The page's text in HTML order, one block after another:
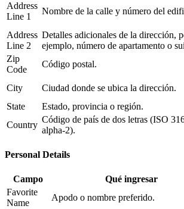
Address
Line 1
Nombre de la calle y número del
Address
Line 2
Detalles adicionales de la dirección,
ejemplo, número de apartamento o
Zip
Code
Código postal.
City Ciudad donde se ubica la dirección.
State Estado, provincia o región.
Country
Código de país de dos letras (ISO
alpha-2).
Personal Details
Campo Qué ingresar
Favorite
Name
Apodo o nombre preferido.